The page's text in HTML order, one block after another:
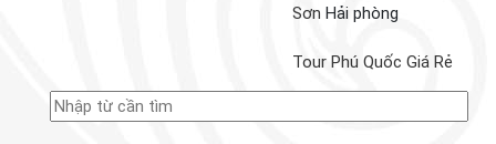
Sơn Hải phòng
Tour Phú Quốc Giá Rẻ